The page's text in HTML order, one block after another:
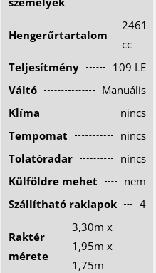
Hűtőautó bérlés
Feltételek
Szolgáltatások
Gy.i.k.
Kapcsolat
Hengerűrtartalom
2461
cc
Teljesítmény
109 LE
Váltó
Manuális
Klíma
nincs
Tempomat
nincs
Tolatóradar
nincs
Külföldre mehet
nem
Szállítható raklapok
4
Raktér
mérete
3,30m x
1,95m x
1,75m